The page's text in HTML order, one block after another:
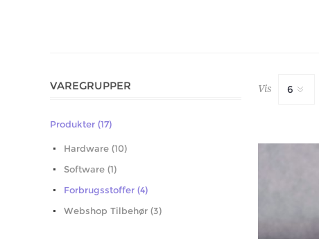
Vis
VAREGRUPPER
Produkter (17)
Hardware (10)
Software (1)
Forbrugsstoffer (4)
Webshop Tilbehør (3)